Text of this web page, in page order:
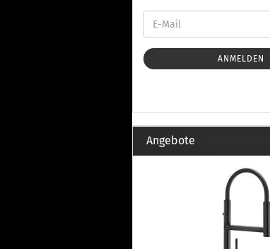
Wintersport anzeigen
Dachskiträger
ANMELDEN
Angebote